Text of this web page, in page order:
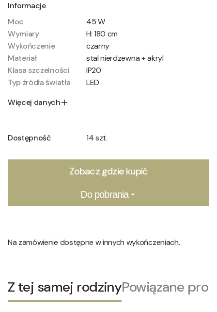
Informacje
Moc
45 W
Wymiary
H: 180 cm
Wykończenie
czarny
Materiał
stal nierdzewna + akryl
Klasa szczelności
IP20
Typ źródła światła
LED
Więcej danych
Dostępność 14 szt.
Zobacz gdzie kupić
Do pobrania
Na zamówienie dostępne w innych wykończeniach.
Z tej samej rodzinyPowiązane